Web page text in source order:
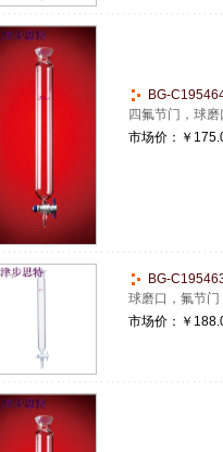
BG-
四氟节门，球
市场价： ￥
BG-
球磨口，氟节
市场价： ￥